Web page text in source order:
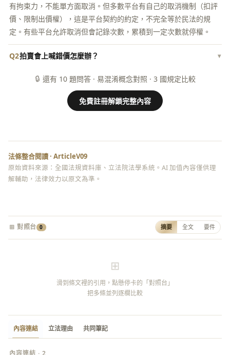
有拘束力，不能單方面取消。但多數平台有自己的取消機制（扣評
價、限制出價權），這是平台契約的約定，不完全等於民法的規
定。有些平台允許取消但會記錄次數，累積到一定次數就停權。
Q2拍賣會上喊錯價怎麼辦？ ▾
🔒 還有 10 題問答 · 易混淆概念對照 · 3 國規定比較
免費註冊解鎖完整內容
法條整合閱讀 · ArticleV09
原始資料來源：全國法規資料庫、立法院法學系統。AI 加值內容僅供理
解輔助，法律效力以原文為準。
⊞ 對照台 0 摘要 全文 要件
⊞
滑到條文裡的引用，點懸停卡的「對照台」
把多條並列逐欄比較
內容連結 立法理由 共同筆記
內容連結 · 2